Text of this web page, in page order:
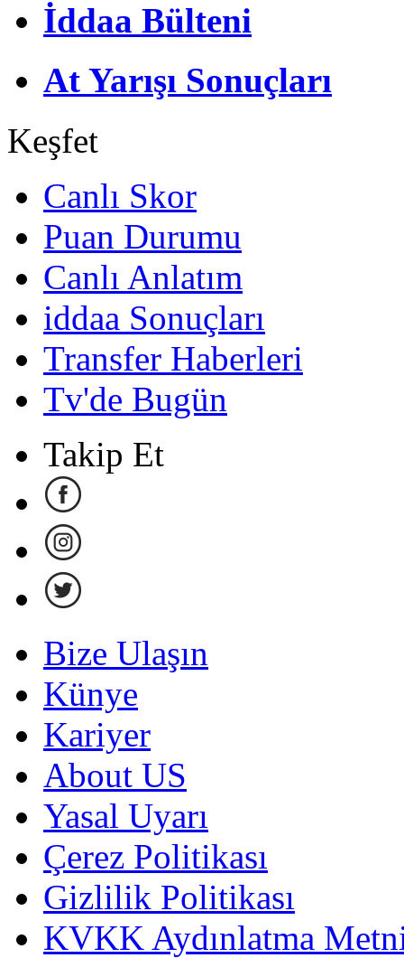
İddaa Bülteni
At Yarışı Sonuçları
Keşfet
Canlı Skor
Puan Durumu
Canlı Anlatım
iddaa Sonuçları
Transfer Haberleri
Tv'de Bugün
Takip Et
Bize Ulaşın
Künye
Kariyer
About US
Yasal Uyarı
Çerez Politikası
Gizlilik Politikası
KVKK Aydınlatma